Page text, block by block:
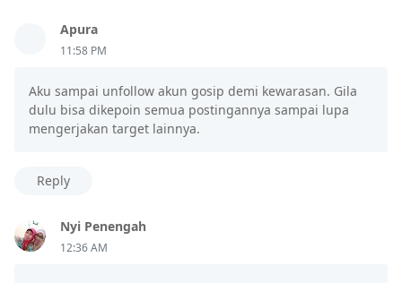
Apura
11:58 PM
Aku sampai unfollow akun gosip demi kewarasan. Gila
dulu bisa dikepoin semua postingannya sampai lupa
mengerjakan target lainnya.
Reply
Nyi Penengah
12:36 AM